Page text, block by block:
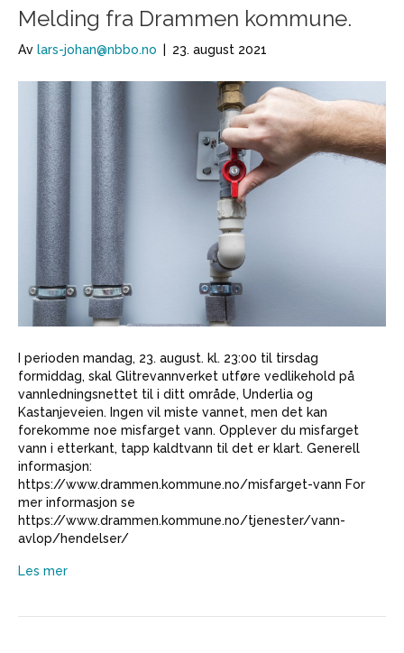
Melding fra Drammen kommune.
Av lars-johan@nbbo.no 23. august 2021
I perioden mandag, 23. august. kl. 23:00 til tirsdag
formiddag, skal Glitrevannverket utføre vedlikehold på
vannledningsnettet til i ditt område, Underlia og
Kastanjeveien. Ingen vil miste vannet, men det kan
forekomme noe misfarget vann. Opplever du misfarget
vann i etterkant, tapp kaldtvann til det er klart. Generell
informasjon:
https://www.drammen.kommune.no/misfarget-vann For
mer informasjon se
https://www.drammen.kommune.no/tjenester/vann-
avlop/hendelser/
Les mer